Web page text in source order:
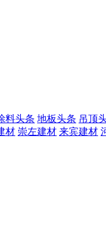
料头条 地板头条 吊顶
材 崇左建材 来宾建材